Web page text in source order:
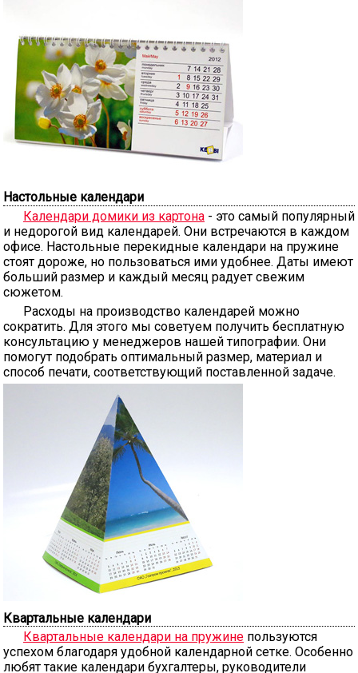
Настольные календари
Календари домики из картона - это самый популярный
и недорогой вид календарей. Они встречаются в каждом
офисе. Настольные перекидные календари на пружине
стоят дороже, но пользоваться ими удобнее. Даты имеют
больший размер и каждый месяц радует свежим
сюжетом.
Расходы на производство календарей можно
сократить. Для этого мы советуем получить бесплатную
консультацию у менеджеров нашей типографии. Они
помогут подобрать оптимальный размер, материал и
способ печати, соответствующий поставленной задаче.
Квартальные календари
Квартальные календари на пружине пользуются
успехом благодаря удобной календарной сетке. Особенно
любят такие календари бухгалтеры, руководители